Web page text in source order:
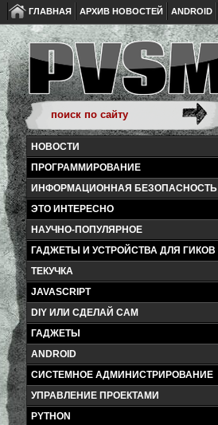
ГЛАВНАЯ АРХИВ НОВОСТЕЙ ANDROID
НОВОСТИ
ПРОГРАММИРОВАНИЕ
ИНФОРМАЦИОННАЯ БЕЗОПАСНОСТЬ
ЭТО ИНТЕРЕСНО
НАУЧНО-ПОПУЛЯРНОЕ
ГАДЖЕТЫ И УСТРОЙСТВА ДЛЯ ГИКОВ
ТЕКУЧКА
JAVASCRIPT
DIY ИЛИ СДЕЛАЙ САМ
ГАДЖЕТЫ
ANDROID
СИСТЕМНОЕ АДМИНИСТРИРОВАНИЕ
УПРАВЛЕНИЕ ПРОЕКТАМИ
PYTHON